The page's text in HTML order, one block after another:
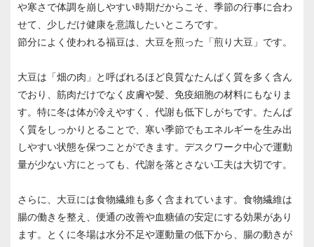
や寒さで体調を崩しやすい時期だからこそ、季節の行事に合わ
せて、少しだけ健康を意識したいところです。
節分によく使われる福豆は、大豆を煎った「煎り大豆」です。
大豆は「畑の肉」と呼ばれるほど良質なたんぱく質を多く含ん
でおり、筋肉だけでなく皮膚や髪、免疫細胞の材料にもなりま
す。特に冬は体が冷えやすく、代謝も低下しがちです。たんぱ
く質をしっかりとることで、寒い季節でもエネルギーを生み出
しやすい状態を保つことができます。デスクワーク中心で運動
量が少ない方にとっても、代謝を落とさない工夫は大切です。
さらに、大豆には食物繊維も多く含まれています。食物繊維は
腸の働きを整え、便通の改善や血糖値の安定にする効果があり
ます。とくに冬場は水分不足や運動量の低下から、腸の動きが